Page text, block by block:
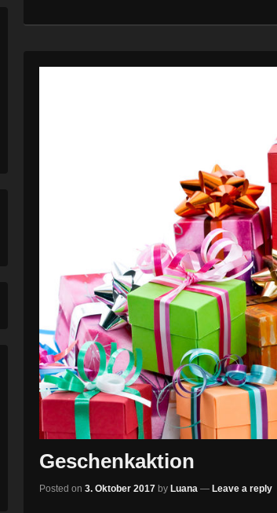
Geschenkaktion
Posted on 3. Oktober 2017 by Luana — Leave a reply